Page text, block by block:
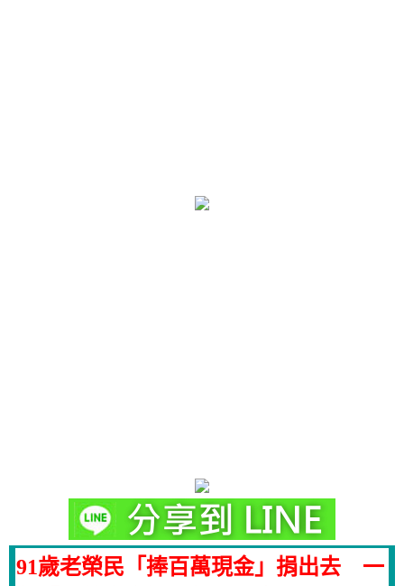
91歲老榮民「捧百萬現金」捐出去 一